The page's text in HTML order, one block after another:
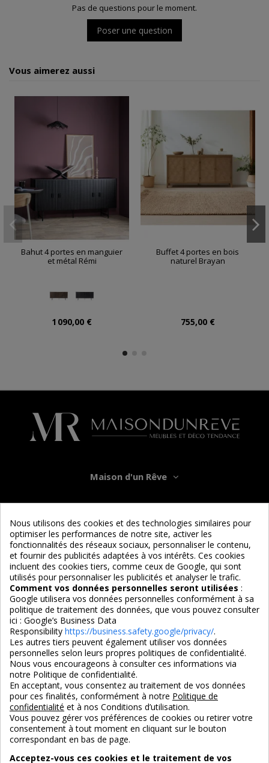
Pas de questions pour le moment.
Poser une question
Vous aimerez aussi
Bahut 4 portes en manguier
et métal Rémi
1 090,00 €
Buffet 4 portes en bois
naturel Brayan
755,00 €
Maison d'un Rêve
Informations
Services
Nous suivre
4,7/5
3X SANS FRAIS
100% sécurisé
PAIEMENT 100% SÉCURISÉ
par CB / Amex / Virement
Nous utilisons des cookies et des technologies similaires pour
optimiser les performances de notre site, activer les
fonctionnalités des réseaux sociaux, personnaliser le contenu,
et fournir des publicités adaptées à vos intérêts. Ces cookies
incluent des cookies tiers, comme ceux de Google, qui sont
utilisés pour personnaliser les publicités et analyser le trafic.
Comment vos données personnelles seront utilisées :
Google utilisera vos données personnelles conformément à sa
politique de traitement des données, que vous pouvez consulter
ici : Google’s Business Data
Responsibility https://business.safety.google/privacy/.
Les autres tiers peuvent également utiliser vos données
personnelles selon leurs propres politiques de confidentialité.
Nous vous encourageons à consulter ces informations via
notre Politique de confidentialité.
En acceptant, vous consentez au traitement de vos données
pour ces finalités, conformément à notre Politique de
confidentialité et à nos Conditions d’utilisation.
Vous pouvez gérer vos préférences de cookies ou retirer votre
consentement à tout moment en cliquant sur le bouton
correspondant en bas de page.
Acceptez-vous ces cookies et le traitement de vos